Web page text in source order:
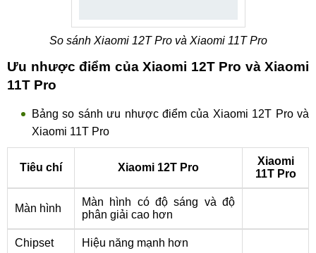
So sánh Xiaomi 12T Pro và Xiaomi 11T Pro
Ưu nhược điểm của Xiaomi 12T Pro và Xiaomi
11T Pro
Bảng so sánh ưu nhược điểm của Xiaomi 12T Pro và
Xiaomi 11T Pro
Tiêu chí Xiaomi 12T Pro
Xiaomi
11T Pro
Màn hình
Màn hình có độ sáng và độ
phân giải cao hơn
Chipset Hiệu năng mạnh hơn